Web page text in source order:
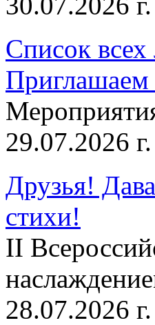
Список всех
Приглашаем
29.07.2026 г.
Друзья!
стихи!
II
28.07.2026 г.